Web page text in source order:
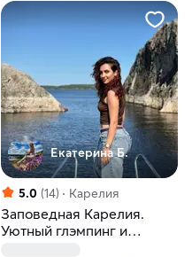
Екатерина Б.
5.0 (14) Карелия
Заповедная Карелия.
Уютный глэмпинг и